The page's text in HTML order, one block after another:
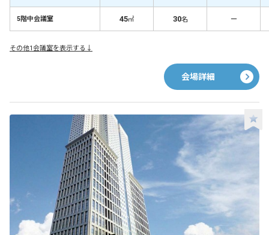
5階中会議室 45㎡ 30名 －
その他1会議室を表示する↓
会場詳細